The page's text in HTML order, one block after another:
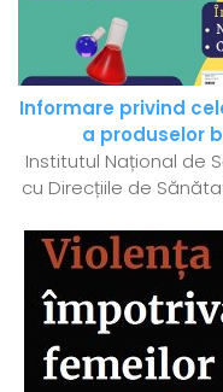
Informare privind
a produselor
Institutul Național de
cu Direcțiile de